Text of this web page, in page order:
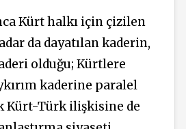
Kürt halkı için çizilen
da dayatılan kaderin,
olduğu; Kürtlere
kaderine paralel
Kürt-Türk ilişkisine de